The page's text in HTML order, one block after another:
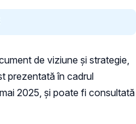
de viziune și strategie,
prezentată în cadrul
2025, și poate fi consultată